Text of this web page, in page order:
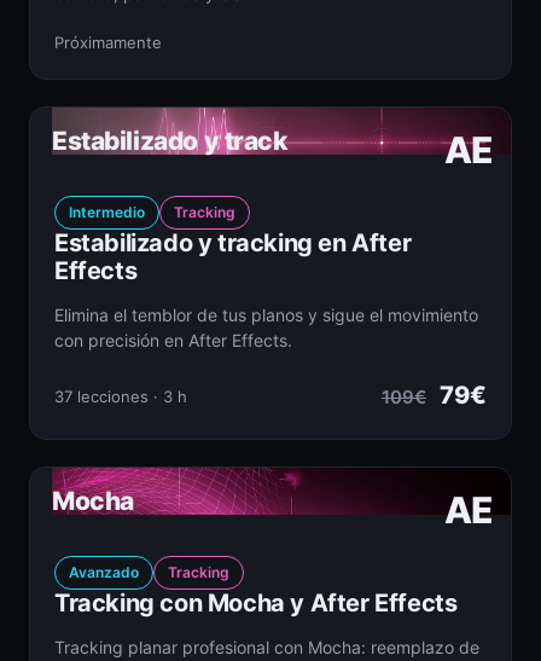
Próximamente
AE
Estabilizado y track
Intermedio Tracking
Estabilizado y tracking en After
Effects
Elimina el temblor de tus planos y sigue el movimiento
con precisión en After Effects.
37 lecciones · 3 h 109€ 79€
AE
Mocha
Avanzado Tracking
Tracking con Mocha y After Effects
Tracking planar profesional con Mocha: reemplazo de